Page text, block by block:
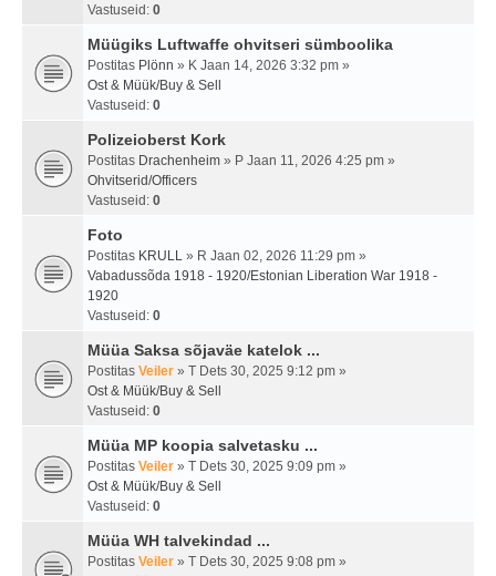
Vastuseid: 0
Müügiks Luftwaffe ohvitseri sümboolika
Postitas Plönn » K Jaan 14, 2026 3:32 pm »
Ost & Müük/Buy & Sell
Vastuseid: 0
Polizeioberst Kork
Postitas Drachenheim » P Jaan 11, 2026 4:25 pm »
Ohvitserid/Officers
Vastuseid: 0
Foto
Postitas KRULL » R Jaan 02, 2026 11:29 pm »
Vabadussõda 1918 - 1920/Estonian Liberation War 1918 -
1920
Vastuseid: 0
Müüa Saksa sõjaväe katelok ...
Postitas Veiler » T Dets 30, 2025 9:12 pm »
Ost & Müük/Buy & Sell
Vastuseid: 0
Müüa MP koopia salvetasku ...
Postitas Veiler » T Dets 30, 2025 9:09 pm »
Ost & Müük/Buy & Sell
Vastuseid: 0
Müüa WH talvekindad ...
Postitas Veiler » T Dets 30, 2025 9:08 pm »